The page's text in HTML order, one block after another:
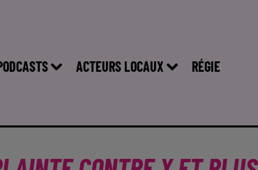
ACTEURS LOCAUX RÉGIE